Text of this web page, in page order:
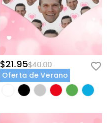
$21.95$40.00
Oferta de Verano